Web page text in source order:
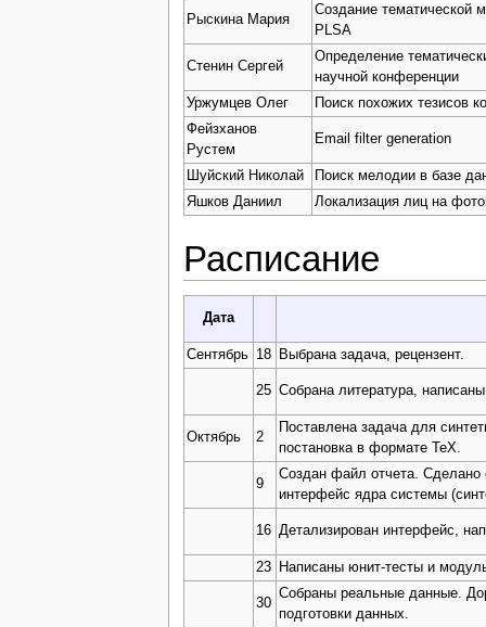
Рыскина Мария
Создание тематической
PLSA
Стенин Сергей
Определение
научной конференции
Уржумцев Олег
Поиск похожих тезисов
Фейзханов
Рустем
Email filter generation
Шуйский Николай
Поиск мелодии в базе
Яшков Даниил
Локализация лиц на
Расписание
Дата
Сентябрь 18 Выбрана задача, рецензент.
25 Собрана литература,
Октябрь 2
Поставлена задача для
постановка в формате TeX.
9
Создан файл отчета. Сделано
интерфейс ядра системы
16 Детализирован интерфейс,
23 Написаны юнит-тесты и
30
Собраны реальные данные.
подготовки данных.